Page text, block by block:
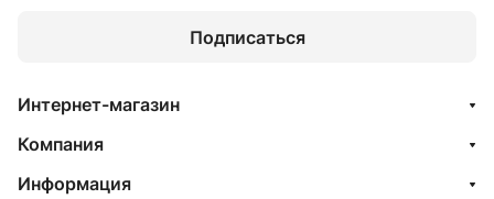
Подписаться
Интернет-магазин
Компания
Информация